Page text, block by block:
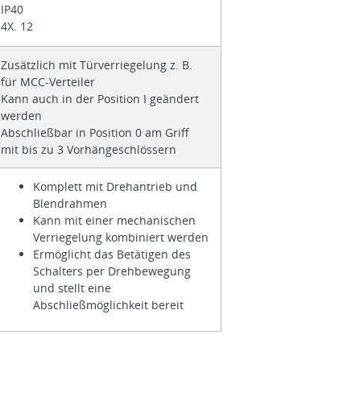
IP40
4X. 12
Zusätzlich mit Türverriegelung z. B.
für MCC-Verteiler
Kann auch in der Position I geändert
werden
Abschließbar in Position 0 am Griff
mit bis zu 3 Vorhängeschlössern
Komplett mit Drehantrieb und
Blendrahmen
Kann mit einer mechanischen
Verriegelung kombiniert werden
Ermöglicht das Betätigen des
Schalters per Drehbewegung
und stellt eine
Abschließmöglichkeit bereit